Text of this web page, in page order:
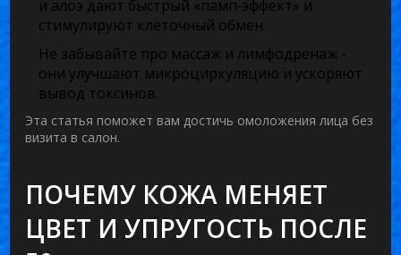
и алоэ дают быстрый «памп‑эффект» и
стимулируют клеточный обмен.
Не забывайте про массаж и лимфодренаж -
они улучшают микроциркуляцию и ускоряют
вывод токсинов.
Эта статья поможет вам достичь омоложения лица без
визита в салон.
ПОЧЕМУ КОЖА МЕНЯЕТ
ЦВЕТ И УПРУГОСТЬ ПОСЛЕ